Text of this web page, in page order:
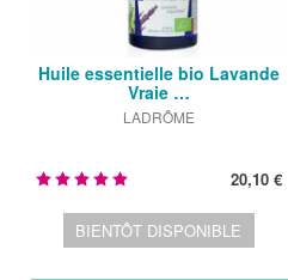
Huile essentielle bio Lavande
Vraie …
LADRÔME
20,10 €
BIENTÔT DISPONIBLE